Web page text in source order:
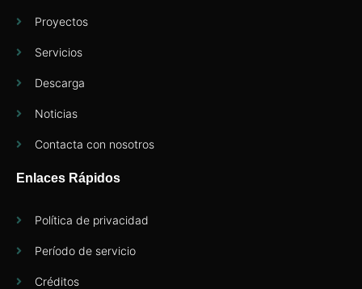
Proyectos
Servicios
Descarga
Noticias
Contacta con nosotros
Enlaces Rápidos
Política de privacidad
Período de servicio
Créditos